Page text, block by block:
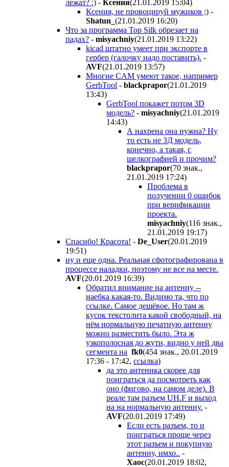
лежат? :) - Ксения(21.01.2019 15:04)
Ксения, не провоцируй мужиков ;) -
Shatun_ (21.01.2019 16:20)
Что за программа Top Silk обрезает на
падах? - misyachniy(21.01.2019 13:22)
kicad штатно умеет при экспорте в
гербер (галочку надо поставить). -
AVF(21.01.2019 13:57)
Многие CAM умеют такое, например
GerbTool - blackprapor(21.01.2019
13:43)
GerbTool покажет потом 3D
модель? - misyachniy(21.01.2019
14:43)
А нахрена она нужна? Ну
то есть не 3Д модель,
конечно, а такая, с
шелкографией и прочим?
blackprapor(70 знак.,
21.01.2019 17:24)
Проблема в
получении 0 ошибок
при верификации
проекта.
misyachniy(116 знак.,
21.01.2019 19:17)
Спасибо! Красота! - De_User(20.01.2019
19:51)
ну и еще одна. Реальная сфотографирована в
процессе наладки, поэтому не все на месте.
AVF(20.01.2019 16:39)
Обратил внимание на антенну --
наебка какая-то. Видимо та, что по
ссылке. Самое дешёвое. Но там ж
кусок текстолита какой свободный, на
нём нормальную печатную антенну
можно разместить было. Эта ж
узкополосная до жути, видно у ней два
сегмента на fk0(454 знак., 20.01.2019
17:36 - 17:42, ссылка)
да это антеннка скорее для
поиграться да посмотреть как
оно (фигово, на самом деле). В
реале там разъем UH.F и выход
на на нормальную антенну. -
AVF(20.01.2019 17:49)
Если есть разъем, то и
поиграться проще через
этот разъем и покупную
антенну, имхо.. -
Хаос(20.01.2019 18:02,